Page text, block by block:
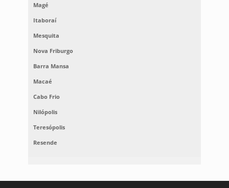
Magé
Itaboraí
Mesquita
Nova Friburgo
Barra Mansa
Macaé
Cabo Frio
Nilópolis
Teresópolis
Resende